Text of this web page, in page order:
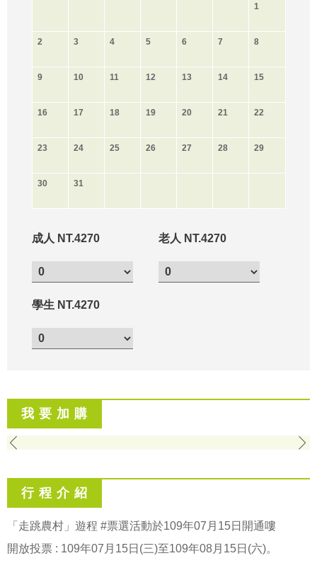
1
2 3 4 5 6 7 8
9 10 11 12 13 14 15
16 17 18 19 20 21 22
23 24 25 26 27 28 29
30 31
成人 NT.4270 老人 NT.4270
學生 NT.4270
我 要 加 購
行 程 介 紹
「走跳農村」遊程 #票選活動於109年07月15日開通嘍
開放投票 : 109年07月15日(三)至109年08月15日(六)。